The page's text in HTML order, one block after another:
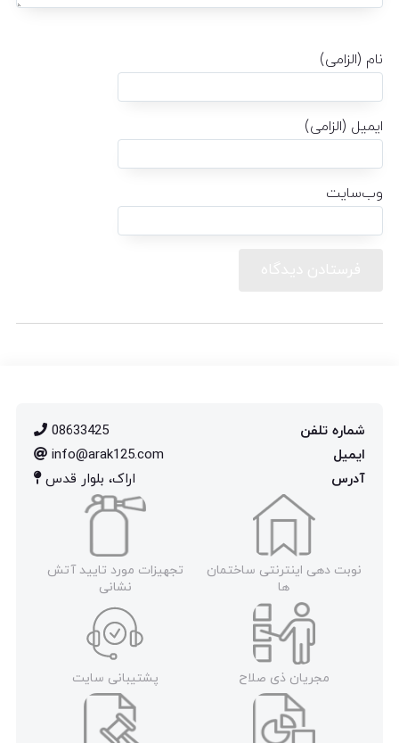
نام (الزامی)
ایمیل (الزامی)
وب‌سایت
شماره تلفن
08633425
ایمیل
info@arak125.com
آدرس
اراک، بلوار قدس
نوبت دهی اینترنتی ساختمان
ها
تجهیزات مورد تایید آتش
نشانی
مجریان ذی صلاح پشتیبانی سایت